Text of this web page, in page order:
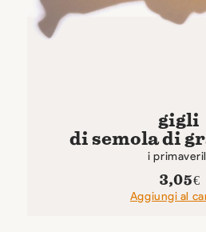
gigli
di semola di
i
3,05€
Aggiungi al